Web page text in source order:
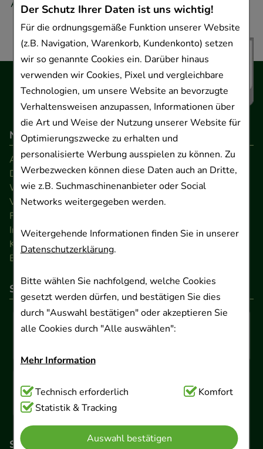
Der Schutz Ihrer Daten ist uns wichtig!
Für die ordnungsgemäße Funktion unserer Website
(z.B. Navigation, Warenkorb, Kundenkonto) setzen
wir so genannte Cookies ein. Darüber hinaus
verwenden wir Cookies, Pixel und vergleichbare
Technologien, um unsere Website an bevorzugte
Verhaltensweisen anzupassen, Informationen über
die Art und Weise der Nutzung unserer Website für
Optimierungszwecke zu erhalten und
personalisierte Werbung ausspielen zu können. Zu
Werbezwecken können diese Daten auch an Dritte,
wie z.B. Suchmaschinenanbieter oder Social
Networks weitergegeben werden.
Weitergehende Informationen finden Sie in unserer
Datenschutzerklärung.
Bitte wählen Sie nachfolgend, welche Cookies
gesetzt werden dürfen, und bestätigen Sie dies
durch "Auswahl bestätigen" oder akzeptieren Sie
alle Cookies durch "Alle auswählen":
Mehr Information
Technisch Notwendig:Hierbei handelt es sich um
Cookies, die für die Grundfunktionen unserer
Website notwendig sind (z.B. Navigation,
Warenkorb, Kundenkonto), weshalb auf diese nicht
Technisch erforderlich
Komfort
Statistik & Tracking
Auswahl bestätigen
Adresse.
Navigation
AGB
Datenschutz
Widerrufsrecht
Versandkosten
FAQ
Impressum
Kontakt
Barrierefreiheitserklärung
So können Sie bezahlen
So erreichen Sie uns